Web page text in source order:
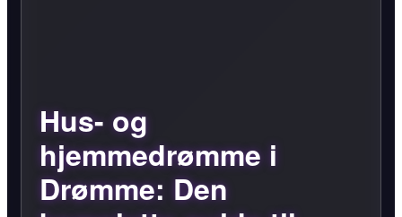
Hus- og
hjemmedrømme i
Drømme: Den